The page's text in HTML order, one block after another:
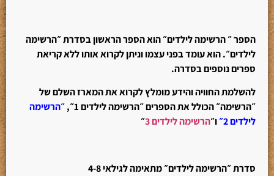
הספר ״ הרשימה לילדים״ הוא הספר הראשון בסדרת ״הרשימה
לילדים״. הוא עומד בפני עצמו וניתן לקרוא אותו ללא קריאת
ספרים נוספים בסדרה.
להשלמת החוויה והידע מומלץ לקרוא את המארז השלם של
״הרשימה״ הכולל את הספרים ״הרשימה לילדים 1״
,״הרשימה
לילדים 2״
ו״הרשימה לילדים 3 ״
סדרת ״הרשימה לילדים״ מתאימה לגילאי 4-8